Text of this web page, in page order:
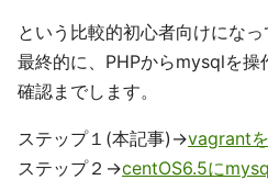
という比較的初心者向けになっ
最終的に、PHPからmysqlを操
確認までします。
ステップ１(本記事)→vagrant
ステップ２→centOS6.5に